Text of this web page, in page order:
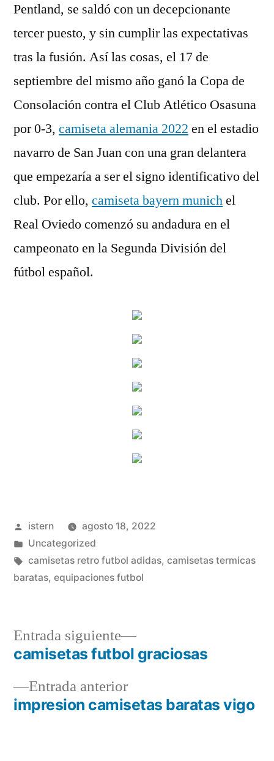
Pentland, se saldó con un decepcionante
tercer puesto, y sin cumplir las expectativas
tras la fusión. Así las cosas, el 17 de
septiembre del mismo año ganó la Copa de
Consolación contra el Club Atlético Osasuna
por 0-3, camiseta alemania 2022 en el estadio
navarro de San Juan con una gran delantera
que empezaría a ser el signo identificativo del
club. Por ello, camiseta bayern munichel
Real Oviedo comenzó su andadura en el
campeonato en la Segunda División del
fútbol español.
Publicado
por
istern
agosto 18, 2022
Publicado
en
Uncategorized
Etiquetas:
camisetas retro futbol adidas, camisetas termicas
baratas, equipaciones futbol
Navegación
de
entradas
Entrada anteriorEntrada
anterior:
impresion camisetas baratas vigo
Entrada siguiente
Entrada
siguiente:
camisetas futbol graciosas